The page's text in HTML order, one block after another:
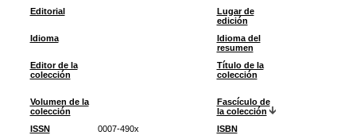
Editorial
Lugar de
edición
Idioma
Idioma del
resumen
Editor de la
colección
Título de la
colección
Volumen de la
colección
Fascículo de
la colección
ISSN
0007-490x
ISBN